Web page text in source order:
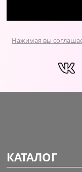
Нажимая вы
КАТАЛОГ